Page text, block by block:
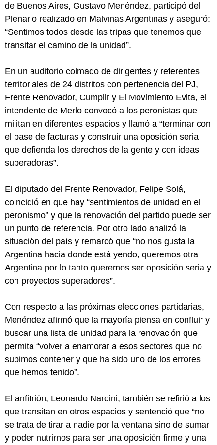
de Buenos Aires, Gustavo Menéndez, participó del
Plenario realizado en Malvinas Argentinas y aseguró:
“Sentimos todos desde las tripas que tenemos que
transitar el camino de la unidad”.
En un auditorio colmado de dirigentes y referentes
territoriales de 24 distritos con pertenencia del PJ,
Frente Renovador, Cumplir y El Movimiento Evita, el
intendente de Merlo convocó a los peronistas que
militan en diferentes espacios y llamó a “terminar con
el pase de facturas y construir una oposición seria
que defienda los derechos de la gente y con ideas
superadoras”.
El diputado del Frente Renovador, Felipe Solá,
coincidió en que hay “sentimientos de unidad en el
peronismo” y que la renovación del partido puede ser
un punto de referencia. Por otro lado analizó la
situación del país y remarcó que “no nos gusta la
Argentina hacia donde está yendo, queremos otra
Argentina por lo tanto queremos ser oposición seria y
con proyectos superadores”.
Con respecto a las próximas elecciones partidarias,
Menéndez afirmó que la mayoría piensa en confluir y
buscar una lista de unidad para la renovación que
permita “volver a enamorar a esos sectores que no
supimos contener y que ha sido uno de los errores
que hemos tenido”.
El anfitrión, Leonardo Nardini, también se refirió a los
que transitan en otros espacios y sentenció que “no
se trata de tirar a nadie por la ventana sino de sumar
y poder nutrirnos para ser una oposición firme y una